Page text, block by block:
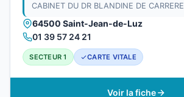
CABINET DU DR BLANDINE DE CARRERE
64500 Saint-Jean-de-Luz
01 39 57 24 21
SECTEUR 1 CARTE VITALE
Voir la fiche